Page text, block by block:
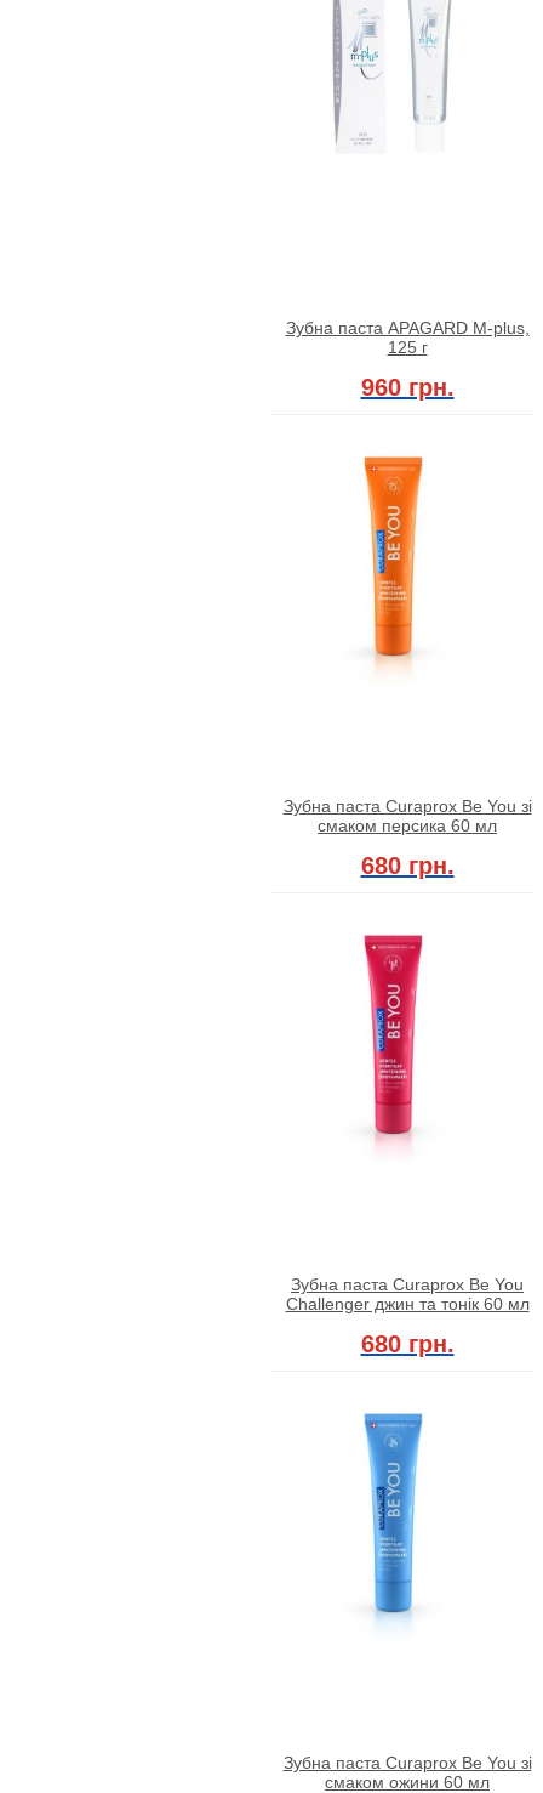
Зубна паста APAGARD M-plus,
125 г
960 грн.
Зубна паста Curaprox Be You зі
смаком персика 60 мл
680 грн.
Зубна паста Curaprox Be You
Challenger джин та тонік 60 мл
680 грн.
Зубна паста Curaprox Be You зі
смаком ожини 60 мл